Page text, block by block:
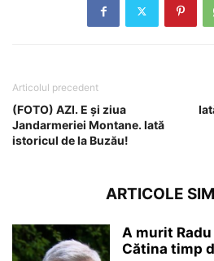
Articolul precedent
(FOTO) AZI. E și ziua
Jandarmeriei Montane. Iată
istoricul de la Buzău!
ARTICOLE
A murit
Cătina timp